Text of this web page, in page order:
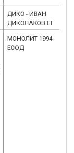
ДИКО - ИВАН
ДИКОЛАКОВ ЕТ
МОНОЛИТ 1994
ЕООД